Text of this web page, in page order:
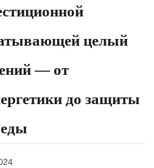
целый
— от
до защиты